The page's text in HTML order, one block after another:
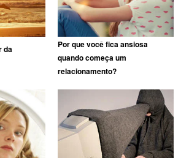
da
Por que você fica ansiosa
quando começa um
relacionamento?